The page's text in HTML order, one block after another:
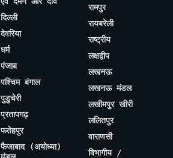
दिल्ली
देवरिया
धर्म
पंजाब
पश्चिम बंगाल
पुडुचेरी
प्रतापगढ़
फतेहपुर
फैजाबाद (अयोध्या)
रामपुर
रायबरेली
राष्ट्रीय
लक्षद्वीप
लखनऊ
लखनऊ मंडल
लखीमपुर खीरी
ललितपुर
वाराणसी
विभागीय /